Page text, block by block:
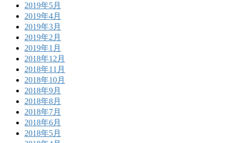
2019年5月
2019年4月
2019年3月
2019年2月
2019年1月
2018年12月
2018年11月
2018年10月
2018年9月
2018年8月
2018年7月
2018年6月
2018年5月